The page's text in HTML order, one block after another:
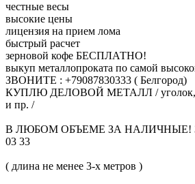
честные весы
высокие цены
лицензия на прием лома
быстрый расчет
зерновой кофе БЕСПЛАТНО!
выкуп металлопроката по самой
ЗВОНИТЕ : +79087830333 ( Белгород)
КУПЛЮ ДЕЛОВОЙ МЕТАЛЛ / уголок,
и пр. /
В ЛЮБОМ ОБЪЕМЕ ЗА НАЛИЧНЫЕ!
03 33
( длина не менее 3-х метров )